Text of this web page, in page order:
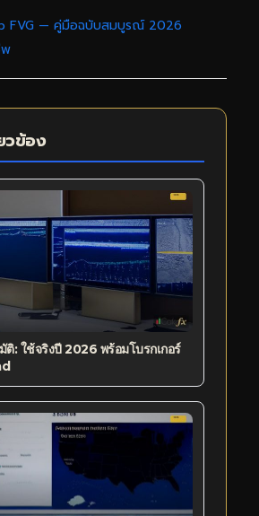
FVG — คู่มือฉบับสมบูรณ์ 2026
พ
วข้อง
ติ: ใช้จริงปี 2026 พร้อมโบรกเกอร์